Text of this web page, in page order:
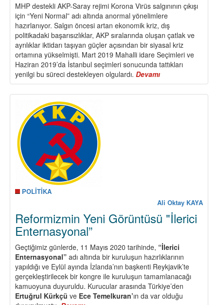
MHP destekli AKP-Saray rejimi Korona Virüs salgınının çıkışı
için “Yeni Normal” adı altında anormal yönelimlere
hazırlanıyor. Salgın öncesi artan ekonomik kriz, dış
politikadaki başarısızlıklar, AKP sıralarında oluşan çatlak ve
ayrılıklar iktidarı taşıyan güçler açısından bir siyasal kriz
ortamına yükselmişti. Mart 2019 Mahalli idare Seçimleri ve
Haziran 2019’da İstanbul seçimleri sonucunda tattıkları
yenilgi bu süreci destekleyen olgulardı. Devamı
Diktatörlük
Tıkandı,
POLİTİKA
Ali Oktay KAYA
Reformizmin Yeni Görüntüsü "İlerici
Enternasyonal”
Geçtiğimiz günlerde, 11 Mayıs 2020 tarihinde, “İlerici
Enternasyonal” adı altında bir kuruluşun hazırlıklarının
yapıldığı ve Eylül ayında İzlanda’nın başkenti Reykjavik’te
gerçekleştirilecek bir kongre ile kuruluşun tamamlanacağı
kamuoyuna duyuruldu. Kurucular arasında Türkiye’den
Ertuğrul Kürkçü ve Ece Temelkuran’ın da var olduğu